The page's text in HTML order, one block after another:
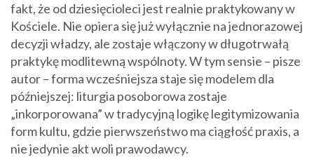
fakt, że od dziesięcioleci jest realnie praktykowany w
Kościele. Nie opiera się już wyłącznie na jednorazowej
decyzji władzy, ale zostaje włączony w długotrwałą
praktykę modlitewną wspólnoty. W tym sensie – pisze
autor – forma wcześniejsza staje się modelem dla
późniejszej: liturgia posoborowa zostaje
„inkorporowana” w tradycyjną logikę legitymizowania
form kultu, gdzie pierwszeństwo ma ciągłość praxis, a
nie jedynie akt woli prawodawcy.